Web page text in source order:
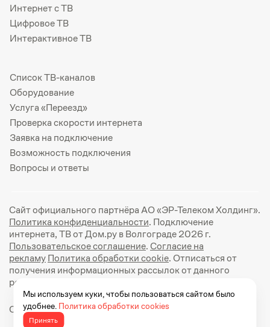
Интернет с ТВ
Цифровое ТВ
Интерактивное ТВ
Список ТВ-каналов
Оборудование
Услуга «Переезд»
Проверка скорости интернета
Заявка на подключение
Возможность подключения
Вопросы и ответы
Сайт официального партнёра АО «ЭР-Телеком Холдинг».
Политика конфиденциальности. Подключение
интернета, ТВ от Дом.ру в Волгограде 2026 г.
Пользовательское соглашение. Согласие на
рекламуПолитика обработки cookie. Отписаться от
получения информационных рассылок от данного
ресурса можно на
Официальный сайт Дом.ру: https://dom.ru
Мы используем куки, чтобы пользоваться сайтом было
удобнее. Политика обработки cookies
Принять